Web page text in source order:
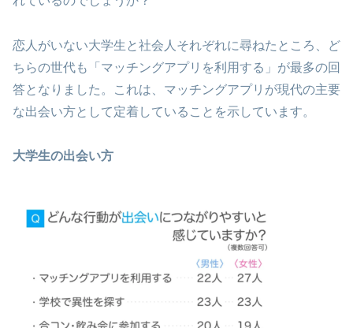
恋人がいない大学生と社会人それぞれに尋ねたところ、ど
ちらの世代も「マッチングアプリを利用する」が最多の回
答となりました。これは、マッチングアプリが現代の主要
な出会い方として定着していることを示しています。
大学生の出会い方